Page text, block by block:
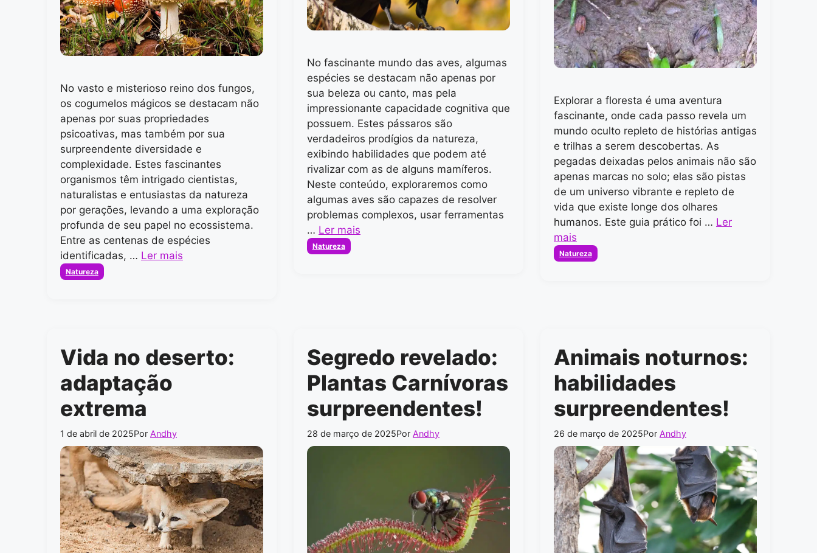
No vasto e misterioso reino dos fungos,
os cogumelos mágicos se destacam não
apenas por suas propriedades
psicoativas, mas também por sua
surpreendente diversidade e
complexidade. Estes fascinantes
organismos têm intrigado cientistas,
naturalistas e entusiastas da natureza
por gerações, levando a uma exploração
profunda de seu papel no ecossistema.
Entre as centenas de espécies
identificadas, … Ler mais
Categorias
Natureza
No fascinante mundo das aves, algumas
espécies se destacam não apenas por
sua beleza ou canto, mas pela
impressionante capacidade cognitiva que
possuem. Estes pássaros são
verdadeiros prodígios da natureza,
exibindo habilidades que podem até
rivalizar com as de alguns mamíferos.
Neste conteúdo, exploraremos como
algumas aves são capazes de resolver
problemas complexos, usar ferramentas
… Ler mais
Categorias
Natureza
Explorar a floresta é uma aventura
fascinante, onde cada passo revela um
mundo oculto repleto de histórias antigas
e trilhas a serem descobertas. As
pegadas deixadas pelos animais não são
apenas marcas no solo; elas são pistas
de um universo vibrante e repleto de
vida que existe longe dos olhares
humanos. Este guia prático foi … Ler
mais
Categorias
Natureza
Vida no deserto:
adaptação
extrema
1 de abril de 2025Por Andhy
Segredo revelado:
Plantas Carnívoras
surpreendentes!
28 de março de 2025Por Andhy
Animais noturnos:
habilidades
surpreendentes!
26 de março de 2025Por Andhy